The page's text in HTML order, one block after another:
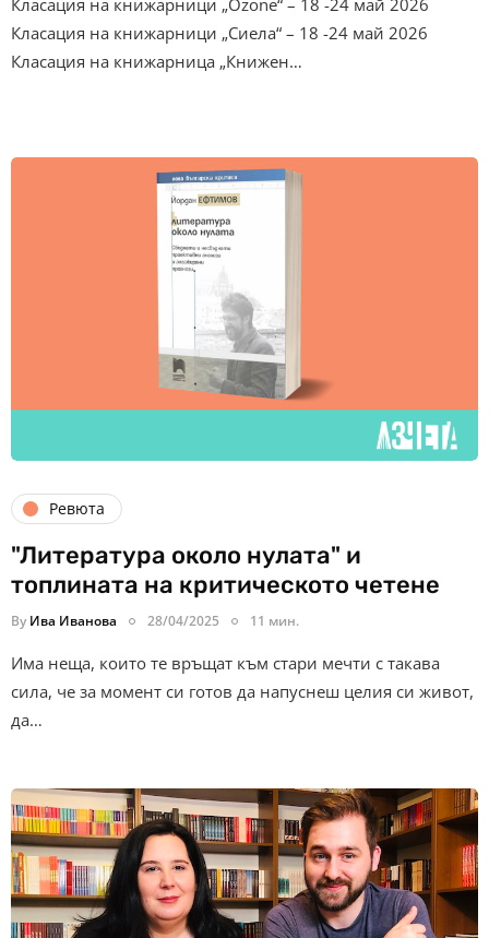
Класация на книжарници „Сиела“ – 18 -24 май 2026
Класация на книжарница „Книжен…
Ревюта
"Литература около нулата" и
топлината на критическото четене
By Ива Иванова 28/04/2025 11 мин.
Има неща, които те връщат към стари мечти с такава
сила, че за момент си готов да напуснеш целия си живот,
да…